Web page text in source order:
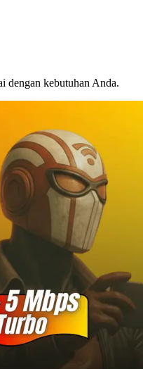
dengan kebutuhan Anda.